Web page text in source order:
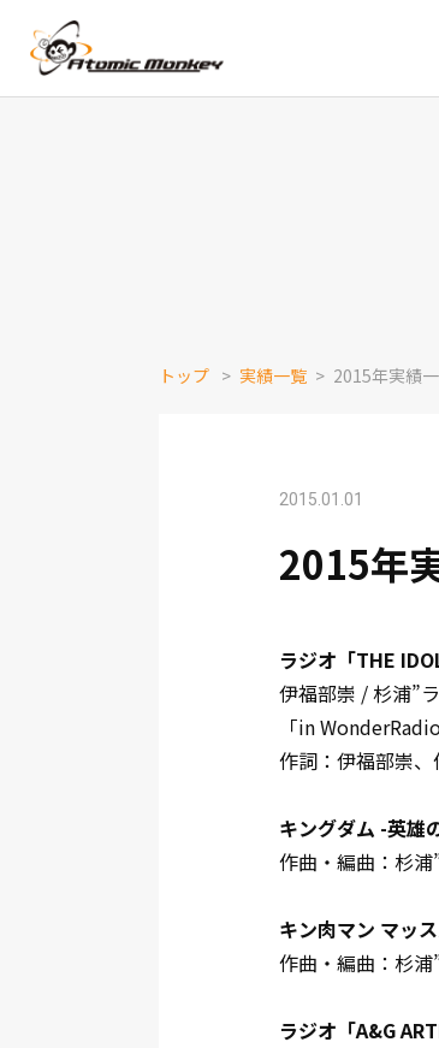
トップ 実績一覧 2015年実績
2015.01.01
2015年
ラジオ「THE
伊福部崇 / 杉浦”
「in WonderRadio
作詞：伊福部崇
キングダム -英雄
作曲・編曲：杉
キン肉マン マッ
作曲・編曲：杉
ラジオ「A&G